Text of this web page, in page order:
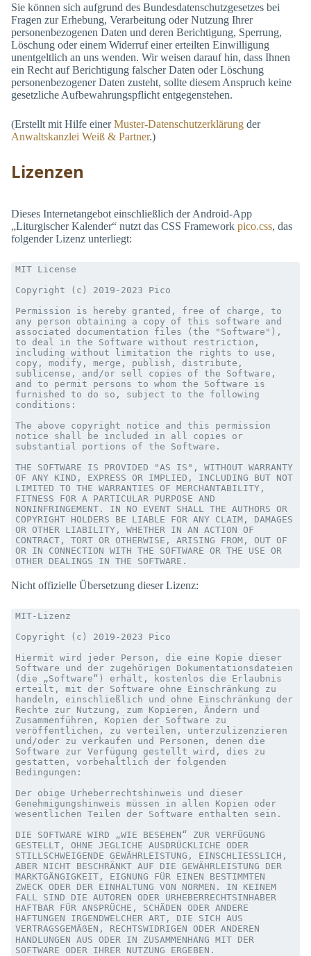
Sie können sich aufgrund des Bundesdatenschutzgesetzes bei
Fragen zur Erhebung, Verarbeitung oder Nutzung Ihrer
personenbezogenen Daten und deren Berichtigung, Sperrung,
Löschung oder einem Widerruf einer erteilten Einwilligung
unentgeltlich an uns wenden. Wir weisen darauf hin, dass Ihnen
ein Recht auf Berichtigung falscher Daten oder Löschung
personenbezogener Daten zusteht, sollte diesem Anspruch keine
gesetzliche Aufbewahrungspflicht entgegenstehen.
(Erstellt mit Hilfe einerMuster-Datenschutzerklärung der
Anwaltskanzlei Weiß & Partner.)
Lizenzen
Dieses Internetangebot einschließlich der Android-App
„Liturgischer Kalender“ nutzt das CSS Framework pico.css, das
folgender Lizenz unterliegt:
MIT License
Copyright (c) 2019-2023 Pico
Permission is hereby granted, free of charge, to
any person obtaining a copy of this software and
associated documentation files (the "Software"),
to deal in the Software without restriction,
including without limitation the rights to use,
copy, modify, merge, publish, distribute,
sublicense, and/or sell copies of the Software,
and to permit persons to whom the Software is
furnished to do so, subject to the following
conditions:
The above copyright notice and this permission
notice shall be included in all copies or
substantial portions of the Software.
THE SOFTWARE IS PROVIDED "AS IS", WITHOUT WARRANTY
OF ANY KIND, EXPRESS OR IMPLIED, INCLUDING BUT NOT
LIMITED TO THE WARRANTIES OF MERCHANTABILITY,
FITNESS FOR A PARTICULAR PURPOSE AND
NONINFRINGEMENT. IN NO EVENT SHALL THE AUTHORS OR
COPYRIGHT HOLDERS BE LIABLE FOR ANY CLAIM, DAMAGES
OR OTHER LIABILITY, WHETHER IN AN ACTION OF
CONTRACT, TORT OR OTHERWISE, ARISING FROM, OUT OF
OR IN CONNECTION WITH THE SOFTWARE OR THE USE OR
OTHER DEALINGS IN THE SOFTWARE.
Nicht offizielle Übersetzung dieser Lizenz:
MIT-Lizenz
Copyright (c) 2019-2023 Pico
Hiermit wird jeder Person, die eine Kopie dieser
Software und der zugehörigen Dokumentationsdateien
(die „Software“) erhält, kostenlos die Erlaubnis
erteilt, mit der Software ohne Einschränkung zu
handeln, einschließlich und ohne Einschränkung der
Rechte zur Nutzung, zum Kopieren, Ändern und
Zusammenführen, Kopien der Software zu
veröffentlichen, zu verteilen, unterzulizenzieren
und/oder zu verkaufen und Personen, denen die
Software zur Verfügung gestellt wird, dies zu
gestatten, vorbehaltlich der folgenden
Bedingungen:
Der obige Urheberrechtshinweis und dieser
Genehmigungshinweis müssen in allen Kopien oder
wesentlichen Teilen der Software enthalten sein.
DIE SOFTWARE WIRD „WIE BESEHEN“ ZUR VERFÜGUNG
GESTELLT, OHNE JEGLICHE AUSDRÜCKLICHE ODER
STILLSCHWEIGENDE GEWÄHRLEISTUNG, EINSCHLIESSLICH,
ABER NICHT BESCHRÄNKT AUF DIE GEWÄHRLEISTUNG DER
MARKTGÄNGIGKEIT, EIGNUNG FÜR EINEN BESTIMMTEN
ZWECK ODER DER EINHALTUNG VON NORMEN. IN KEINEM
FALL SIND DIE AUTOREN ODER URHEBERRECHTSINHABER
HAFTBAR FÜR ANSPRÜCHE, SCHÄDEN ODER ANDERE
HAFTUNGEN IRGENDWELCHER ART, DIE SICH AUS
VERTRAGSGEMÄẞEN, RECHTSWIDRIGEN ODER ANDEREN
HANDLUNGEN AUS ODER IN ZUSAMMENHANG MIT DER
SOFTWARE ODER IHRER NUTZUNG ERGEBEN.